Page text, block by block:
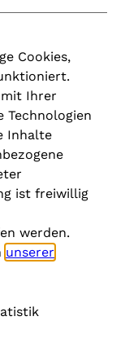
Cookies,
Ihrer
Technologien
Inhalte
ist freiwillig
werden.
unserer